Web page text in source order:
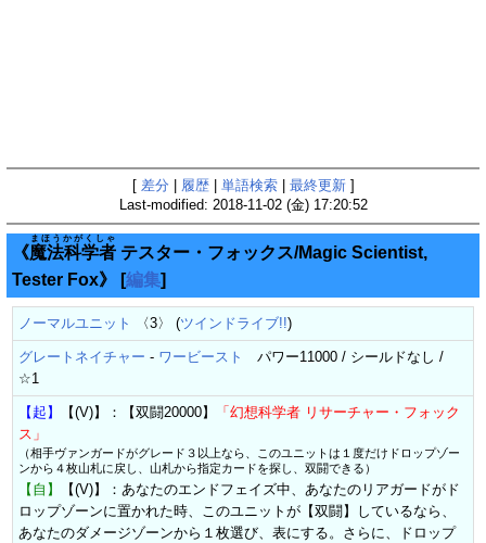
[ 差分 履歴| 単語検索| 最終更新]
Last-modified: 2018-11-02 (金) 17:20:52
《魔法科学者
まほうかがくしゃ
テスター・フォックス/Magic Scientist,
Tester Fox》
[編集]
ノーマルユニット 〈3〉 (ツインドライブ!!)
グレートネイチャー - ワービースト
パワー11000 / シールドなし /
☆1
【起】 【(V)】：【双闘20000】
「幻想科学者 リサーチャー・フォック
ス」
（相手ヴァンガードがグレード３以上なら、このユニットは１度だけドロップゾー
ンから４枚山札に戻し、山札から指定カードを探し、双闘できる）
【自】
【(V)】：あなたのエンドフェイズ中、あなたのリアガードがド
ロップゾーンに置かれた時、このユニットが【双闘】しているなら、
あなたのダメージゾーンから１枚選び、表にする。さらに、ドロップ